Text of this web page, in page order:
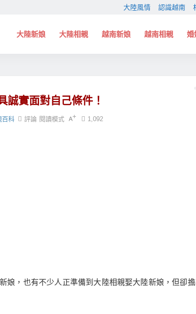
大陸風情 認識越南
大陸新娘 大陸相親 越南新娘 越南相親 婚
誠實面對自己條件！
百科 評論 1,092
閱讀模式
娘，也有不少人正準備到大陸相親娶大陸新娘，但卻